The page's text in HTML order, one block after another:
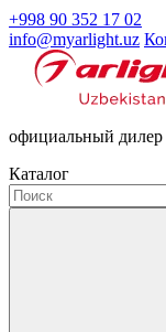
+998 90 352 17 02
info@myarlight.uz
официальный
Каталог